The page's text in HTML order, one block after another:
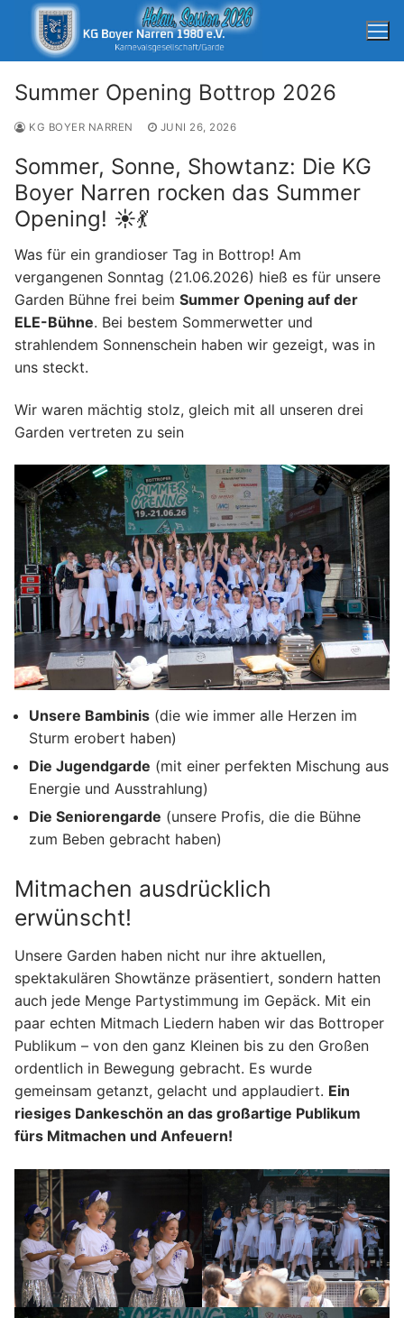
springen
Suchen
nach:
Startseite
Verein
Verein
Tanzgarden
KG Boyer Narren 1980 e.V.
Unterstützung
Unterstützung
Unterstützung Session 2025/26
Unterstützung Session 2024/25
Nikolausfeier KG Boyer Narren
Nikolausfeier KG Boyer Narren
Nikolausfeier – Rumpelstilzchen der KG Boyer
Nikolausfeier – Rotkäppchen 30.11.2024
Nikolausfeier 2025 – Frau Holle verzaubert die
Aula Welheim! ❄️
Kontakt
Summer Opening Bottrop 2026
KG BOYER NARREN JUNI 26, 2026
Sommer, Sonne, Showtanz: Die KG
Boyer Narren rocken das Summer
Opening! ☀️💃
Was für ein grandioser Tag in Bottrop! Am
vergangenen Sonntag (21.06.2026) hieß es für unsere
Garden Bühne frei beim Summer Opening auf der
ELE-Bühne. Bei bestem Sommerwetter und
strahlendem Sonnenschein haben wir gezeigt, was in
uns steckt.
Wir waren mächtig stolz, gleich mit all unseren drei
Garden vertreten zu sein
Unsere Bambinis (die wie immer alle Herzen im
Sturm erobert haben)
Die Jugendgarde (mit einer perfekten Mischung aus
Energie und Ausstrahlung)
Die Seniorengarde (unsere Profis, die die Bühne
zum Beben gebracht haben)
Mitmachen ausdrücklich
erwünscht!
Unsere Garden haben nicht nur ihre aktuellen,
spektakulären Showtänze präsentiert, sondern hatten
auch jede Menge Partystimmung im Gepäck. Mit ein
paar echten Mitmach Liedern haben wir das Bottroper
Publikum – von den ganz Kleinen bis zu den Großen
ordentlich in Bewegung gebracht. Es wurde
gemeinsam getanzt, gelacht und applaudiert. Ein
riesiges Dankeschön an das großartige Publikum
fürs Mitmachen und Anfeuern!